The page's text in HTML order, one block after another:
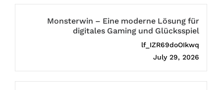
Monsterwin – Eine moderne Lösung für
digitales Gaming und Glücksspiel
lf_IZR69doOIkwq
July 29, 2026